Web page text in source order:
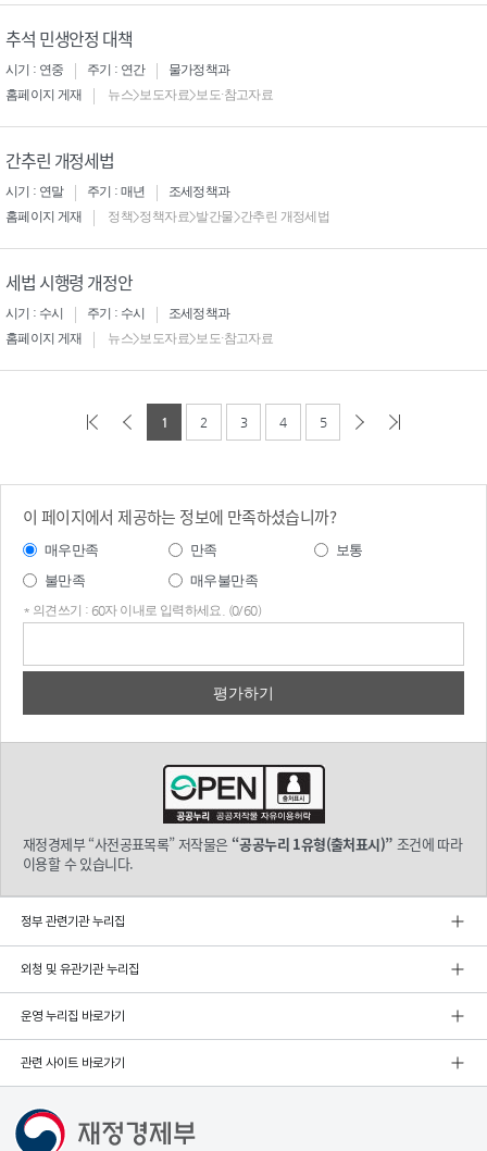
추석 민생안정 대책
시기 : 연중 주기 : 연간
물가정책과
홈페이지 게재
뉴스>보도자료>보도·참고자료
간추린 개정세법
시기 : 연말 주기 : 매년
조세정책과
홈페이지 게재
정책>정책자료>발간물>간추린 개정세법
세법 시행령 개정안
시기 : 수시 주기 : 수시
조세정책과
홈페이지 게재
뉴스>보도자료>보도·참고자료
1 2 3 4 5
이 페이지에서 제공하는 정보에 만족하셨습니까?
매우만족 만족
보통
불만족
매우불만족
* 의견쓰기 : 60자 이내로 입력하세요. (0/60)
재정경제부 “사전공표목록” 저작물은 “공공누리 1유형(출처표시)” 조건에 따라
이용할 수 있습니다.
정부 관련기관 누리집
외청 및 유관기관 누리집
운영 누리집 바로가기
관련 사이트 바로가기